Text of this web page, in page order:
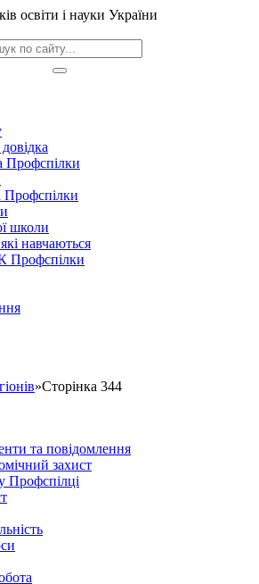
освіти і науки України
Профспілки
школи
навчаються
Профспілки
»Сторінка 344
та повідомлення
захист
Профспілці